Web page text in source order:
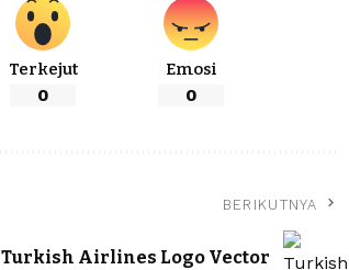
Terkejut
0
Emosi
0
BERIKUTNYA
Turkish Airlines Logo Vector